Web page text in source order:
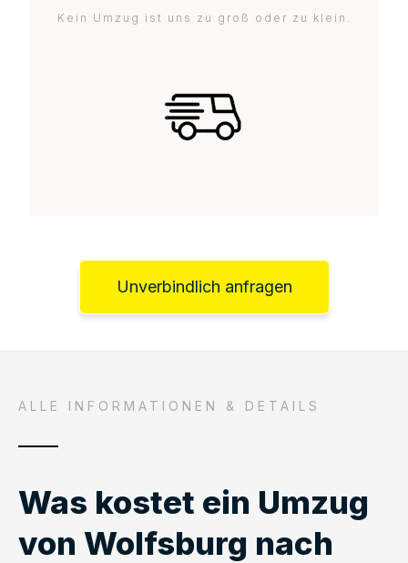
Kein Umzug ist uns zu groß oder zu klein.
Unverbindlich anfragen
ALLE INFORMATIONEN & DETAILS
Was kostet ein Umzug
von Wolfsburg nach